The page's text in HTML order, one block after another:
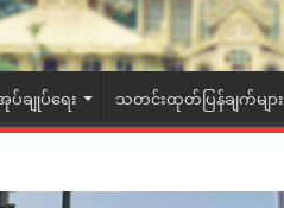
ပ်ချုပ်ရေး သတင်းထုတ်ပြန်ချက်များ